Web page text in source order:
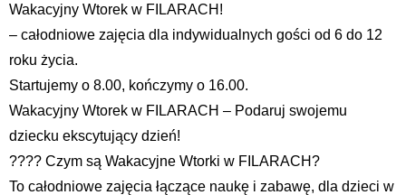
Wakacyjny Wtorek w FILARACH!
– całodniowe zajęcia dla indywidualnych gości od 6 do 12
roku życia.
Startujemy o 8.00, kończymy o 16.00.
Wakacyjny Wtorek w FILARACH – Podaruj swojemu
dziecku ekscytujący dzień!
???? Czym są Wakacyjne Wtorki w FILARACH?
To całodniowe zajęcia łączące naukę i zabawę, dla dzieci w